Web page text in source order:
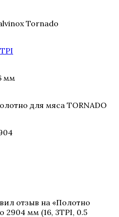
Tornado
мм
для мяса TORNADO
отзыв на «Полотно
2904 мм (16, 3TPI, 0.5